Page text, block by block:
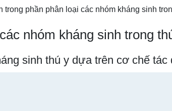
trong phần phân loại các nhóm kháng sinh
nhóm kháng sinh trong
sinh thú y dựa trên cơ chế tác